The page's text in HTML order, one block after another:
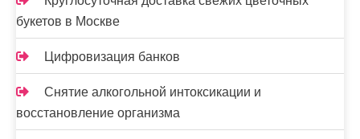
я
м
букетов в Москве
Цифровизация банков
Снятие алкогольной интоксикации и
восстановление организма